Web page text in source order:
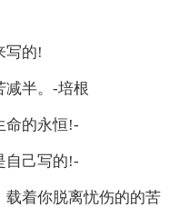
写的!
减半。-培根
命的永恒!-
自己写的!-
载着你脱离忧伤的的苦